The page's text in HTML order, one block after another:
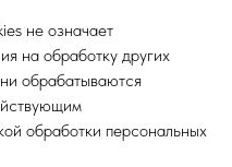
не означает
на обработку других
обрабатываются
обработки персональных